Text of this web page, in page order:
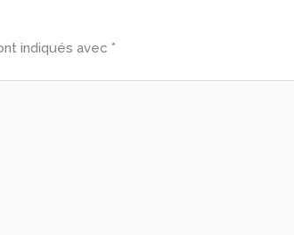
indiqués avec *